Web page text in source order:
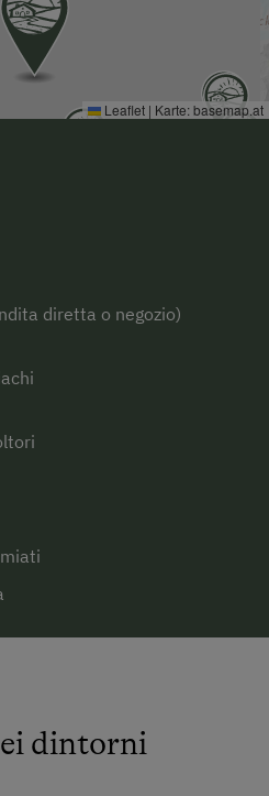
Leaflet | Karte:basemap.at
diretta o negozio)
dintorni